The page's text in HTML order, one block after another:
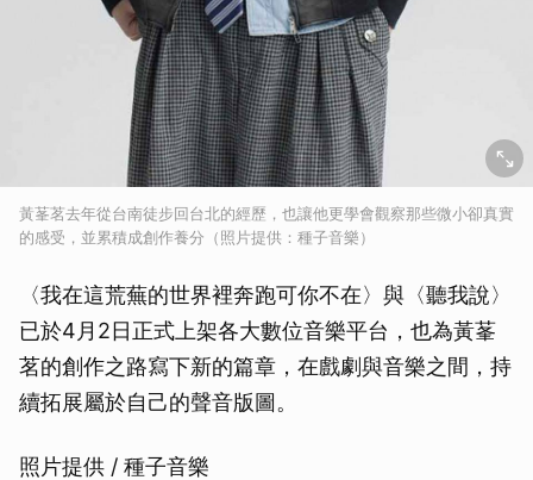
黃莑茗去年從台南徒步回台北的經歷，也讓他更學會觀察那些微小卻真實
的感受，並累積成創作養分（照片提供：種子音樂）
〈我在這荒蕪的世界裡奔跑可你不在〉與〈聽我說〉
已於4月2日正式上架各大數位音樂平台，也為黃莑
茗的創作之路寫下新的篇章，在戲劇與音樂之間，持
續拓展屬於自己的聲音版圖。
照片提供 / 種子音樂